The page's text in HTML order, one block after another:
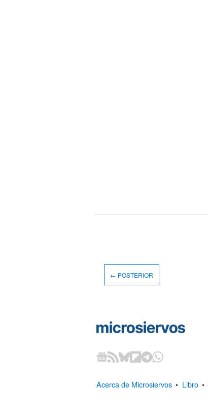
← POSTERIOR
Acerca de Microsiervos • Libro •